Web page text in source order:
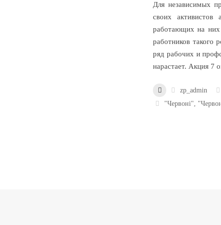
Для независимых
своих активистов
работающих на них
работников такого
ряд рабочих и
нарастает. Акция 7
zp_admin
"Червоні"